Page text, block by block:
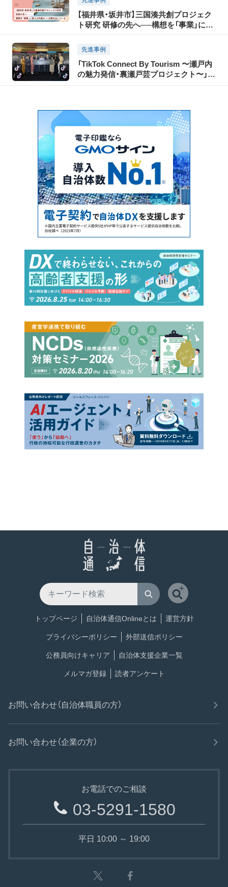
Connect By Tourism 〜瀬戸内の魅力発
信・裏瀬戸芸プロジェクト〜」開催レポー
ト（前編）
【福井県・坂井市】三国湊共創プロジェク
ト研究 研修の先へ──構想を「事業」に変
先進事例
「TikTok Connect By Tourism 〜瀬戸内
の魅力発信・裏瀬戸芸プロジェクト〜」開
トップページ 自治体通信Onlineとは 運営方針
プライバシーポリシー 外部送信ポリシー
公務員向けキャリア 自治体支援企業一覧
メルマガ登録 読者アンケート
お問い合わせ（自治体職員の方）
お問い合わせ（企業の方）
お電話でのご相談
03-5291-1580
平日 10:00 ～ 19:00